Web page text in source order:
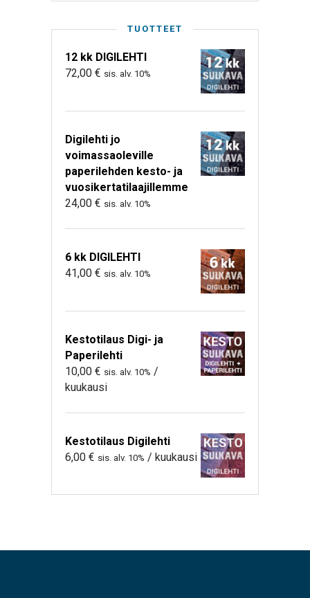
TUOTTEET
12 kk DIGILEHTI
72,00 € sis. alv. 10%
Digilehti jo
voimassaoleville
paperilehden kesto- ja
vuosikertatilaajillemme
24,00 € sis. alv. 10%
6 kk DIGILEHTI
41,00 € sis. alv. 10%
Kestotilaus Digi- ja
Paperilehti
10,00 € sis. alv. 10% /
kuukausi
Kestotilaus Digilehti
6,00 € sis. alv. 10% / kuukausi